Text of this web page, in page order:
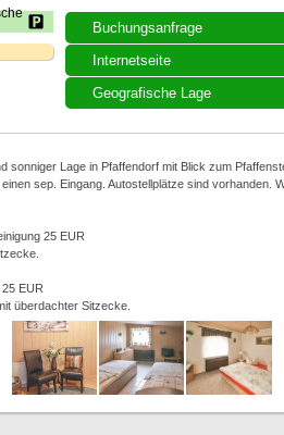
Buchungsanfrage
Internetseite
Geografische Lage
sonniger Lage in Pfaffendorf mit Blick zum
sep. Eingang. Autostellplätze sind vorhanden.
25 EUR
EUR
überdachter Sitzecke.